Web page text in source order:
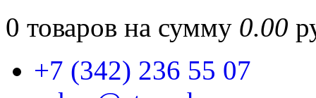
0 товаров на сумму 0.00
+7 (342) 236 55 07